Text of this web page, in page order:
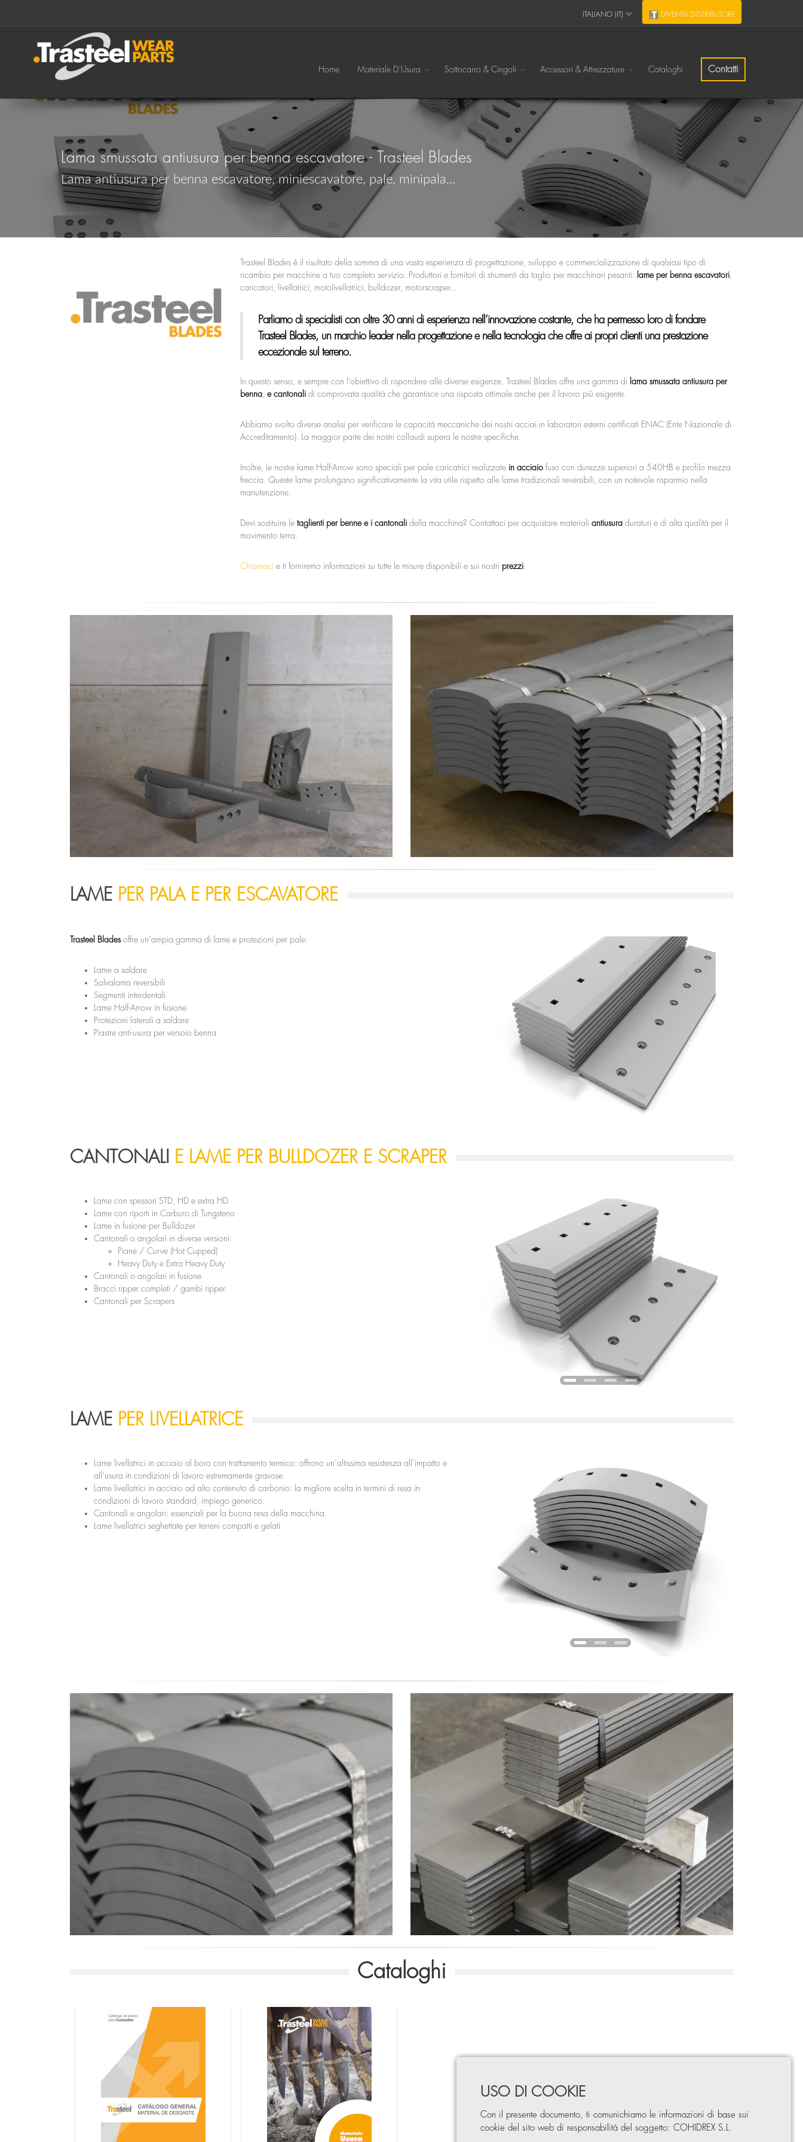
ITALIANO (IT) DIVENTA DISTRIBUTORE
Home Materiale D´Usura Sottocarro & Cingoli Accessori & Attrezzature Cataloghi Contatti
Lama smussata antiusura per benna escavatore - Trasteel Blades
Lama antiusura per benna escavatore, miniescavatore, pale, minipala...
Trasteel Blades è il risultato della somma di una vasta esperienza di progettazione, sviluppo e commercializzazione di qualsiasi tipo di
ricambio per macchine a tuo completo servizio. Produttori e fornitori di strumenti da taglio per macchinari pesanti: lame per benna escavatori
caricatori, livellatrici, motolivellatrici, bulldozer, motorscraper...
Parliamo di specialisti con oltre 30 anni di esperienza nell’innovazione costante, che ha permesso loro di fondare
Trasteel Blades, un marchio leader nella progettazione e nella tecnologia che offre ai propri clienti una prestazione
eccezionale sul terreno.
In questo senso, e sempre con l'obiettivo di rispondere alle diverse esigenze, Trasteel Blades offre una gamma di lama smussata antiusura per
benna e cantonali di comprovata qualità che garantisce una risposta ottimale anche per il lavoro più esigente.
Abbiamo svolto diverse analisi per verificare le capacità meccaniche dei nostri acciai in laboratori esterni certificati ENAC (Ente Nazionale di
Accreditamento). La maggior parte dei nostri collaudi supera le nostre specifiche.
Inoltre, le nostre lame Half-Arrow sono speciali per pale caricatrici realizzate in acciaio fuso con durezze superiori a 540HB e profilo mezza
freccia. Queste lame prolungano significativamente la vita utile rispetto alle lame tradizionali reversibili, con un notevole risparmio nella
manutenzione.
Devi sostituire le taglienti per benne e i cantonali della macchina? Contattaci per acquistare materiali antiusura duraturi e di alta qualità per il
movimento terra.
Chiamaci e ti forniremo informazioni su tutte le misure disponibili e sui nostri prezzi
LAME PER PALA E PER ESCAVATORE
Trasteel Bladesoffre un’ampia gamma di lame e protezioni per pale:
Lame a saldare
Salvalama reversibili
Segmenti interdentali
Lame Half-Arrow in fusione
Protezioni laterali a saldare
Piastre anti-usura per versoio benna
CANTONALI E LAME PER BULLDOZER E SCRAPER
Lame con spessori STD, HD e extra HD
Lame con riporti in Carburo di Tungsteno
Lame in fusione per Bulldozer
Cantonali o angolari in diverse versioni:
Piane / Curve (Hot Cupped)
Heavy Duty e Extra Heavy Duty
Cantonali o angolari in fusione
Bracci ripper completi / gambi ripper
Cantonali per Scrapers
LAME PER LIVELLATRICE
Lame livellatrici in acciaio al boro con trattamento termico: offrono un’altissima resistenza all’impatto e
all’usura in condizioni di lavoro estremamente gravose.
Lame livellatrici in acciaio ad alto contenuto di carbonio: la migliore scelta in termini di resa in
condizioni di lavoro standard, impiego generico.
Cantonali e angolari: essenziali per la buona resa della macchina.
Lame livellatrici seghettate per terreni compatti e gelati
Cataloghi
USO DI COOKIE
Con il presente documento, ti comunichiamo le informazioni di base sui
cookie del sito web di responsabilità del soggetto: COHIDREX S.L.